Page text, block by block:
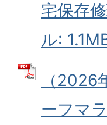
宅保存
ル:
（
ーフマ